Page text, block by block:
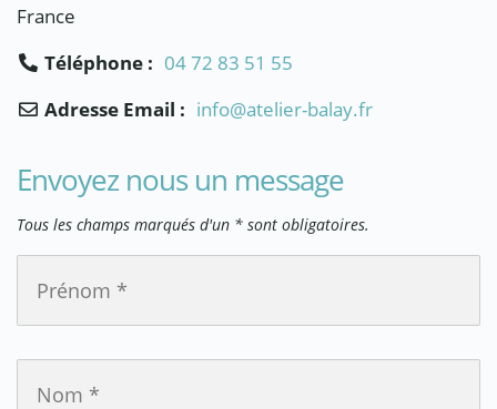
France
Téléphone : 04 72 83 51 55
Adresse Email : info@atelier-balay.fr
Envoyez nous un message
Tous les champs marqués d'un * sont obligatoires.